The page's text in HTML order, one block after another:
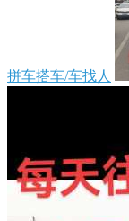
拼车搭车/车找人